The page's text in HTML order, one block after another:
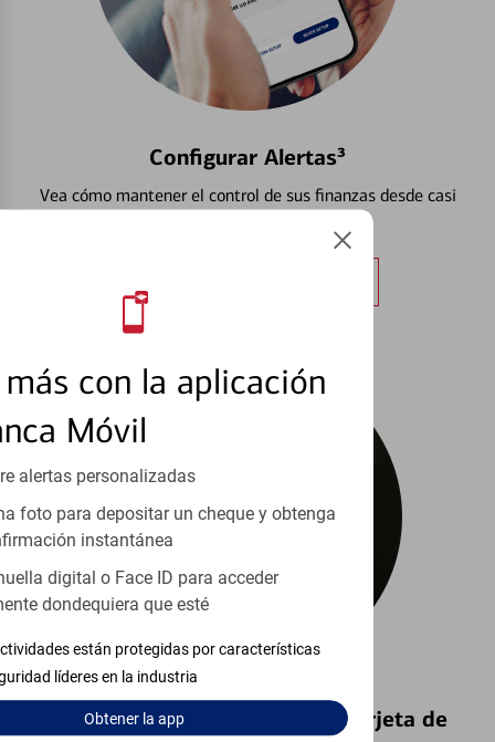
con la aplicación
Móvil
alertas personalizadas
foto para depositar un cheque y obtenga
instantánea
digital o Face ID para acceder
dondequiera que esté
están protegidas por características
líderes en la industria
Obtenerla app
Configurar Alertas³
Vea cómo mantener el control de sus finanzas desde casi
Bloquear y Desbloquear una Tarjeta de